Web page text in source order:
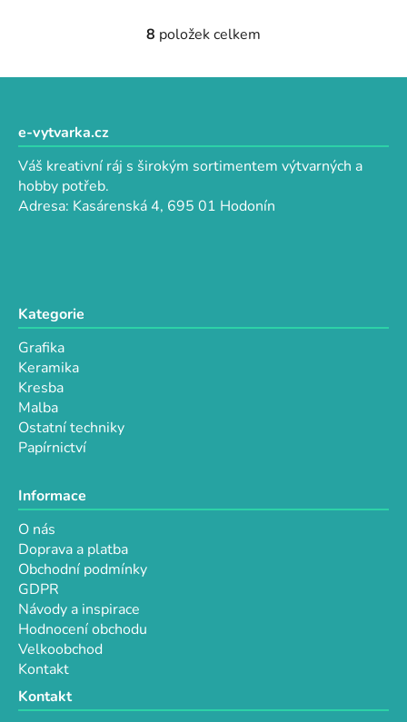
O
l
a
c
p
ý
8 položek celkem
e-vytvarka.cz
Váš kreativní ráj s širokým sortimentem výtvarných a
hobby potřeb.
Adresa: Kasárenská 4, 695 01 Hodonín
Kategorie
Grafika
Keramika
Kresba
Malba
Ostatní techniky
Papírnictví
Informace
O nás
Doprava a platba
Obchodní podmínky
GDPR
Návody a inspirace
Hodnocení obchodu
Velkoobchod
Kontakt
Kontakt